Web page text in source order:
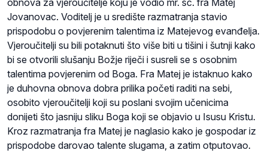
obnova za vjeroučitelje koju je vodio mr. sc. fra Matej
Jovanovac. Voditelj je u središte razmatranja stavio
prispodobu o povjerenim talentima iz Matejevog evanđelja.
Vjeroučitelji su bili potaknuti što više biti u tišini i šutnji kako
bi se otvorili slušanju Božje riječi i susreli se s osobnim
talentima povjerenim od Boga. Fra Matej je istaknuo kako
je duhovna obnova dobra prilika početi raditi na sebi,
osobito vjeroučitelji koji su poslani svojim učenicima
donijeti što jasniju sliku Boga koji se objavio u Isusu Kristu.
Kroz razmatranja fra Matej je naglasio kako je gospodar iz
prispodobe darovao talente slugama, a zatim otputovao.